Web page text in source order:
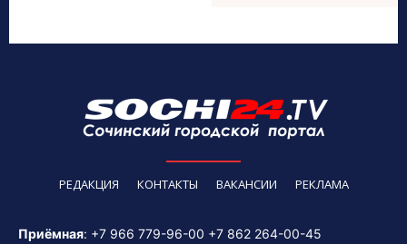
РЕДАКЦИЯ КОНТАКТЫ ВАКАНСИИ РЕКЛАМА
Приёмная: +7 966 779-96-00 +7 862 264-00-45